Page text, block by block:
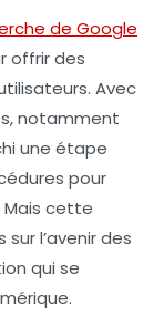
de Google
offrir des
Avec
notamment
une étape
pour
Mais cette
l’avenir des
qui se